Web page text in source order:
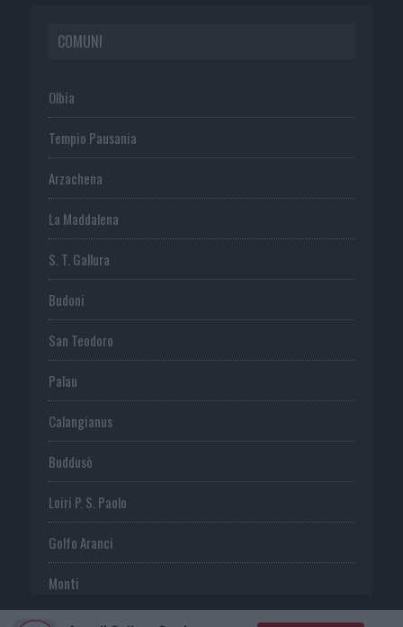
COMUNI
Olbia
Tempio Pausania
Arzachena
La Maddalena
S. T. Gallura
Budoni
San Teodoro
Palau
Calangianus
Buddusò
Loiri P. S. Paolo
Golfo Aranci
Monti